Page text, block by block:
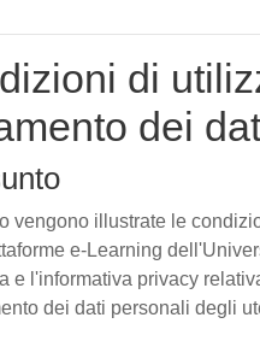
di
dei
vengono illustrate le
e-Learning
e l'informativa privacy
dei dati personali degli